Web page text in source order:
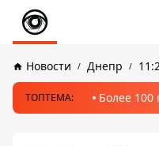
Новости Днепр
ТОПТЕМА: Более 100